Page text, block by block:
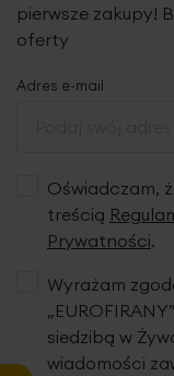
pierwsze zakupy!
oferty
Adres e-mail
Oświadczam,
treścią
Prywatności.
Wyrażam
siedzibą w
wiadomości